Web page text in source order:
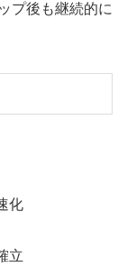
プ後も継続的に
化
立